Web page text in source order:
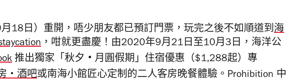
18日）重開，唔少朋友都已預訂門票，玩完之後不如順道到海
，咁就更盡慶！由2020年9月 21日至10月3日，海洋公
推出獨家「秋夕 ・ 月圓假期」住宿優惠（$1,288起） 專
・酒吧或南海小館匠心定制的二人客房晚餐體驗。 Prohibition 中